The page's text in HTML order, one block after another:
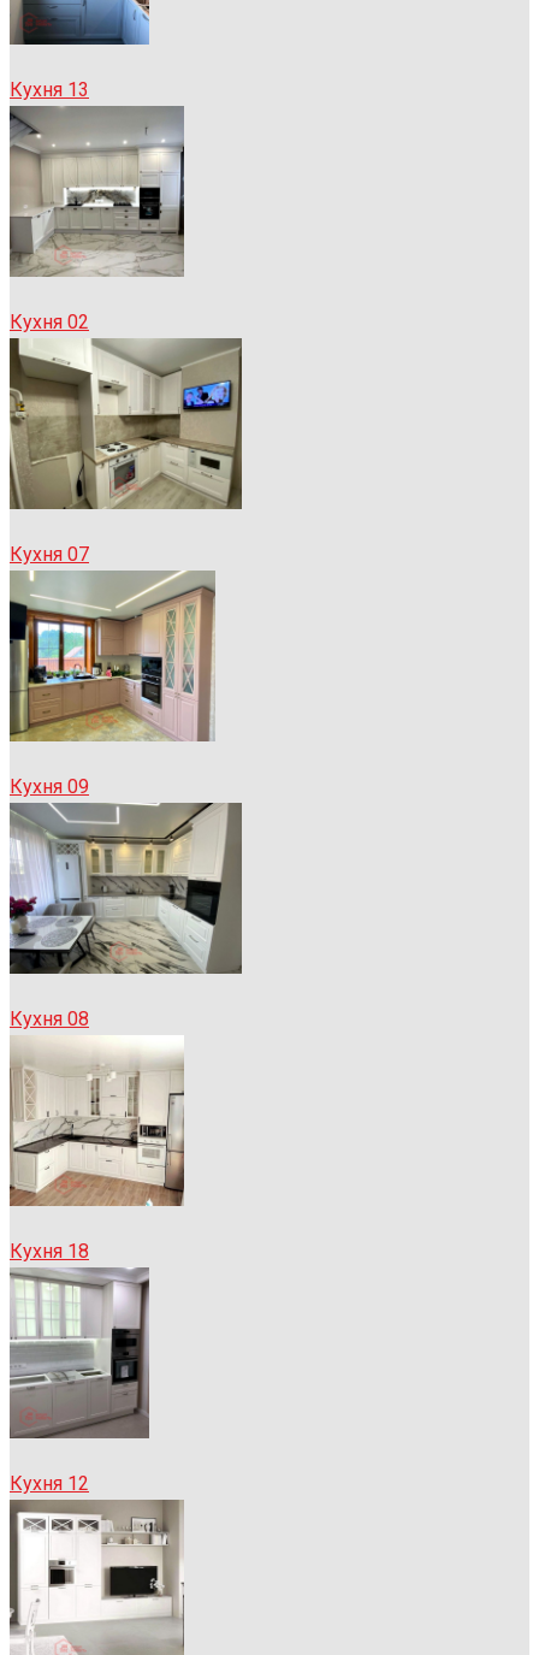
Кухня 13
Кухня 02
Кухня 07
Кухня 09
Кухня 08
Кухня 18
Кухня 12